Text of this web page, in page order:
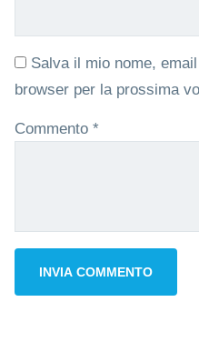
Salva il mio nome,
browser per la prossima
Commento *